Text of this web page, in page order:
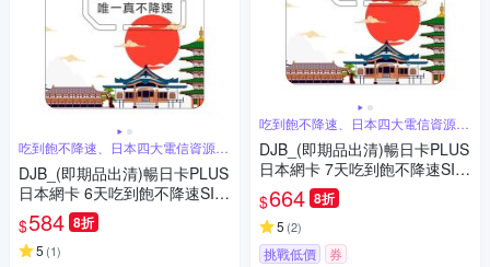
吃到飽不降速、日本四大電信資源共
享
DJB_(即期品出清)暢日卡PLUS
日本網卡 6天吃到飽不降速SIM
卡
$584 8折
5 (1)
吃到飽不降速、日本四大電信資源共
享
DJB_(即期品出清)暢日卡PLUS
日本網卡 7天吃到飽不降速SIM
卡
$664 8折
5 (2)
挑戰低價 券